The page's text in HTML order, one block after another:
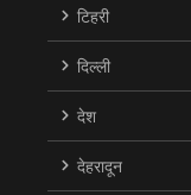
टिहरी
दिल्ली
देश
देहरादून